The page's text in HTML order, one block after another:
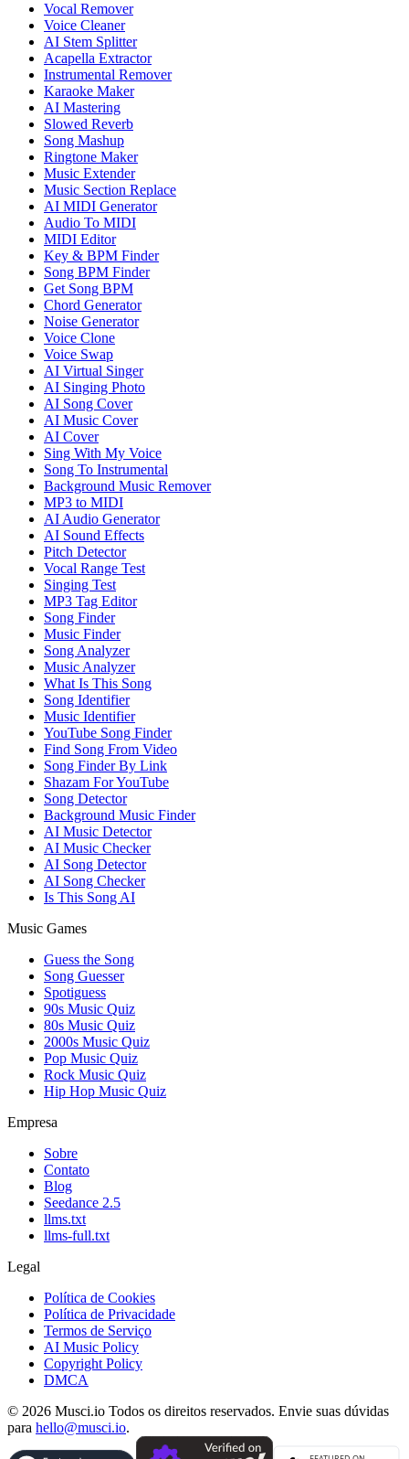
Vocal Remover
Voice Cleaner
AI Stem Splitter
Acapella Extractor
Instrumental Remover
Karaoke Maker
AI Mastering
Slowed Reverb
Song Mashup
Ringtone Maker
Music Extender
Music Section Replace
AI MIDI Generator
Audio To MIDI
MIDI Editor
Key & BPM Finder
Song BPM Finder
Get Song BPM
Chord Generator
Noise Generator
Voice Clone
Voice Swap
AI Virtual Singer
AI Singing Photo
AI Song Cover
AI Music Cover
AI Cover
Sing With My Voice
Song To Instrumental
Background Music Remover
MP3 to MIDI
AI Audio Generator
AI Sound Effects
Pitch Detector
Vocal Range Test
Singing Test
MP3 Tag Editor
Song Finder
Music Finder
Song Analyzer
Music Analyzer
What Is This Song
Song Identifier
Music Identifier
YouTube Song Finder
Find Song From Video
Song Finder By Link
Shazam For YouTube
Song Detector
Background Music Finder
AI Music Detector
AI Music Checker
AI Song Detector
AI Song Checker
Is This Song AI
Music Games
Guess the Song
Song Guesser
Spotiguess
90s Music Quiz
80s Music Quiz
2000s Music Quiz
Pop Music Quiz
Rock Music Quiz
Hip Hop Music Quiz
Empresa
Sobre
Contato
Blog
Seedance 2.5
llms.txt
llms-full.txt
Legal
Política de Cookies
Política de Privacidade
Termos de Serviço
AI Music Policy
Copyright Policy
DMCA
© 2026 Musci.io Todos os direitos reservados. Envie suas dúvidas
para hello@musci.io.